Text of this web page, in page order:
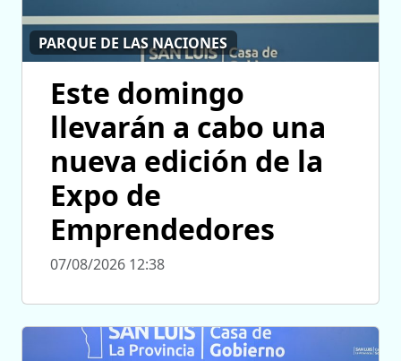
PARQUE DE LAS NACIONES
Este domingo
llevarán a cabo una
nueva edición de la
Expo de
Emprendedores
07/08/2026 12:38